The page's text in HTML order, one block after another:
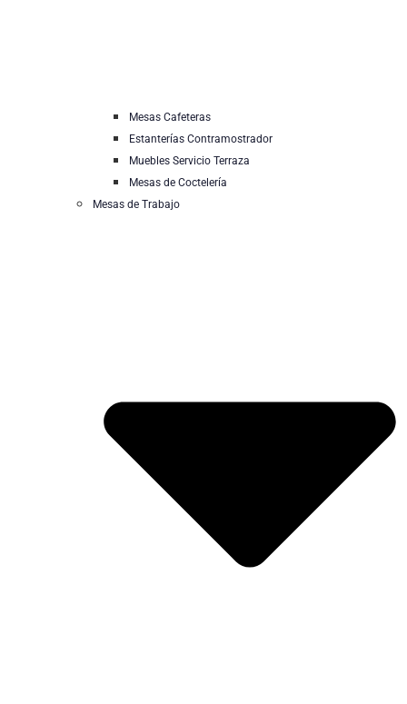
Mesas Cafeteras
Estanterías Contramostrador
Muebles Servicio Terraza
Mesas de Coctelería
Mesas de Trabajo